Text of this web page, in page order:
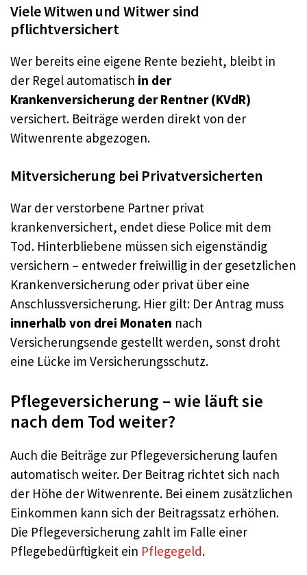
Viele Witwen und Witwer sind
pflichtversichert
Wer bereits eine eigene Rente bezieht, bleibt in
der Regel automatisch in der
Krankenversicherung der Rentner (KVdR)
versichert. Beiträge werden direkt von der
Witwenrente abgezogen.
Mitversicherung bei Privatversicherten
War der verstorbene Partner privat
krankenversichert, endet diese Police mit dem
Tod. Hinterbliebene müssen sich eigenständig
versichern – entweder freiwillig in der gesetzlichen
Krankenversicherung oder privat über eine
Anschlussversicherung. Hier gilt: Der Antrag muss
innerhalb von drei Monaten nach
Versicherungsende gestellt werden, sonst droht
eine Lücke im Versicherungsschutz.
Pflegeversicherung – wie läuft sie
nach dem Tod weiter?
Auch die Beiträge zur Pflegeversicherung laufen
automatisch weiter. Der Beitrag richtet sich nach
der Höhe der Witwenrente. Bei einem zusätzlichen
Einkommen kann sich der Beitragssatz erhöhen.
Die Pflegeversicherung zahlt im Falle einer
Pflegebedürftigkeit ein Pflegegeld.